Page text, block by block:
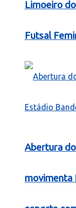
Limoeiro
Futsal
Abertura
movimenta